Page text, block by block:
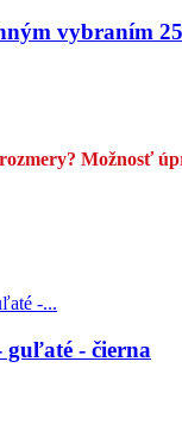
vybraním
Možnosť
- čierna